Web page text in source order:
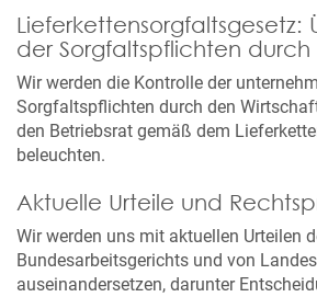
Lieferkettensorgfaltsgesetz:
der Sorgfaltspflichten durch
Wir werden die Kontrolle der
Sorgfaltspflichten durch den
den Betriebsrat gemäß dem
beleuchten.
Aktuelle Urteile und
Wir werden uns mit aktuellen Urteilen
Bundesarbeitsgerichts und von
auseinandersetzen, darunter